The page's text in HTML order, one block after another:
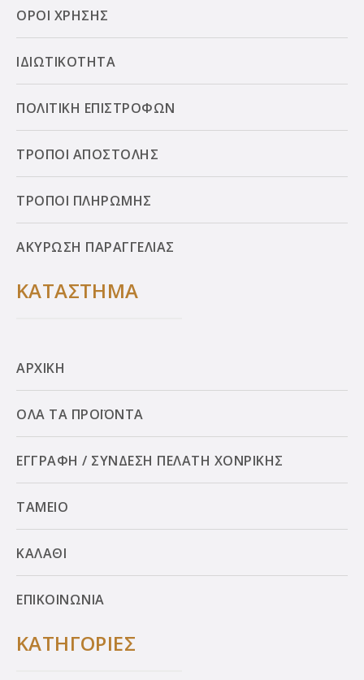
ΟΡΟΙ ΧΡΗΣΗΣ
ΙΔΙΩΤΙΚΟΤΗΤΑ
ΠΟΛΙΤΙΚΗ ΕΠΙΣΤΡΟΦΩΝ
ΤΡΟΠΟΙ ΑΠΟΣΤΟΛΗΣ
ΤΡΟΠΟΙ ΠΛΗΡΩΜΗΣ
ΑΚΥΡΩΣΗ ΠΑΡΑΓΓΕΛΙΑΣ
ΚΑΤΑΣΤΗΜΑ
ΑΡΧΙΚΗ
ΟΛΑ ΤΑ ΠΡΟΪΟΝΤΑ
ΕΓΓΡΑΦΗ / ΣΥΝΔΕΣΗ ΠΕΛΑΤΗ ΧΟΝΡΙΚΗΣ
ΤΑΜΕΙΟ
ΚΑΛΑΘΙ
ΕΠΙΚΟΙΝΩΝΙΑ
ΚΑΤΗΓΟΡΙΕΣ